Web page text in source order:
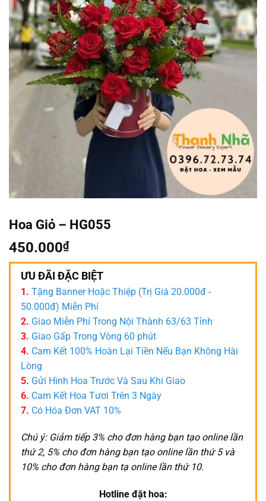
Hoa Giỏ – HG055
450.000₫
ƯU ĐÃI ĐẶC BIỆT
1. Tặng Banner Hoặc Thiệp (Trị Giá 20.000đ -
50.000đ) Miễn Phí
2. Giao Miễn Phí Trong Nội Thành 63/63 Tỉnh
3. Giao Gấp Trong Vòng 60 phút
4. Cam Kết 100% Hoàn Lại Tiền Nếu Bạn Không Hài
Lòng
5. Gửi Hình Hoa Trước Và Sau Khi Giao
6. Cam Kết Hoa Tươi Trên 3 Ngày
7. Có Hóa Đơn VAT 10%
Chú ý: Giảm tiếp 3% cho đơn hàng bạn tạo online lần
thứ 2, 5% cho đơn hàng bạn tạo online lần thứ 5 và
10% cho đơn hàng bạn tạ online lần thứ 10.
Hotline đặt hoa: